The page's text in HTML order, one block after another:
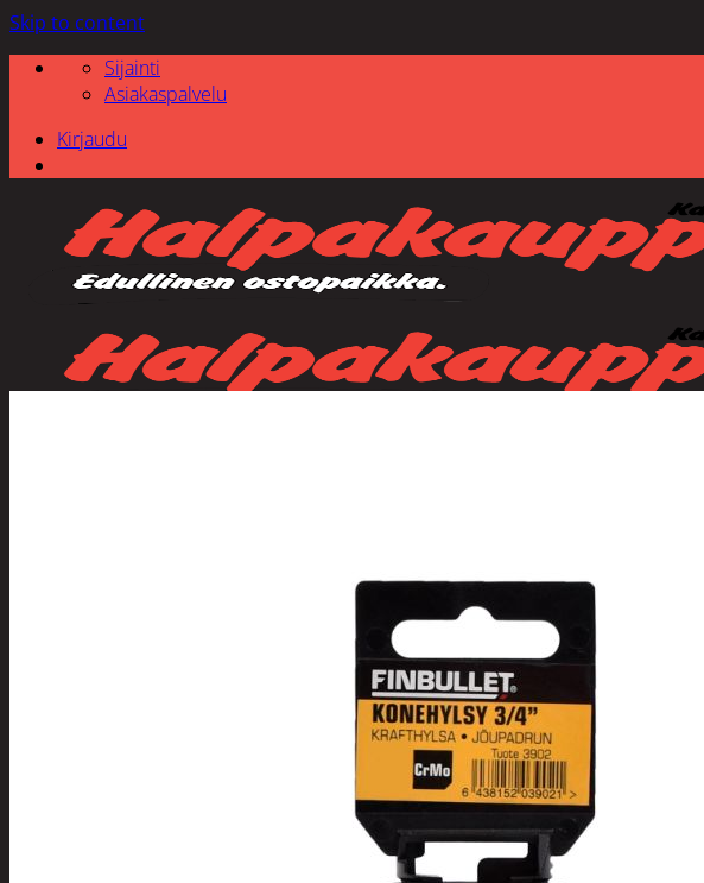
Skip to content
Sijainti
Asiakaspalvelu
Kirjaudu
Poistotuotteet
Kausituotteet
Joulu- ja kausivalot
Eläimet ja tontut
Kyntteliköt
Valoketjut ja kuusenvalot
Joulukoristeet
Kranssit ja asetelmat
Tontut ja muut